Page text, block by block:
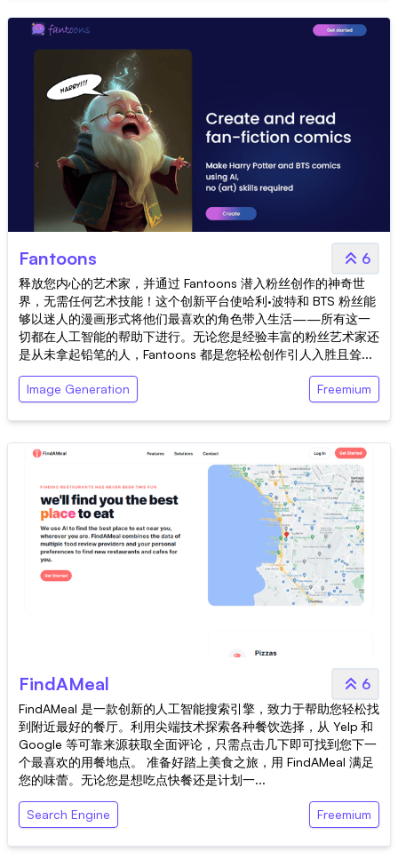
Fantoons 6
释放您内心的艺术家，并通过 Fantoons 潜入粉丝创作的神奇世
界，无需任何艺术技能！这个创新平台使哈利·波特和 BTS 粉丝能
够以迷人的漫画形式将他们最喜欢的角色带入生活——所有这一
切都在人工智能的帮助下进行。无论您是经验丰富的粉丝艺术家还
是从未拿起铅笔的人，Fantoons 都是您轻松创作引人入胜且耸...
Image Generation Freemium
FindAMeal 6
FindAMeal 是一款创新的人工智能搜索引擎，致力于帮助您轻松找
到附近最好的餐厅。利用尖端技术探索各种餐饮选择，从 Yelp 和
Google 等可靠来源获取全面评论，只需点击几下即可找到您下一
个最喜欢的用餐地点。 准备好踏上美食之旅，用 FindAMeal 满足
您的味蕾。无论您是想吃点快餐还是计划一...
Search Engine Freemium